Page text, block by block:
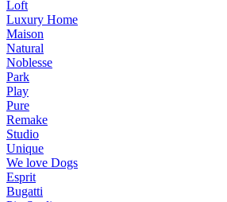
Loft
Luxury Home
Maison
Natural
Noblesse
Park
Play
Pure
Remake
Studio
Unique
We love Dogs
Esprit
Bugatti